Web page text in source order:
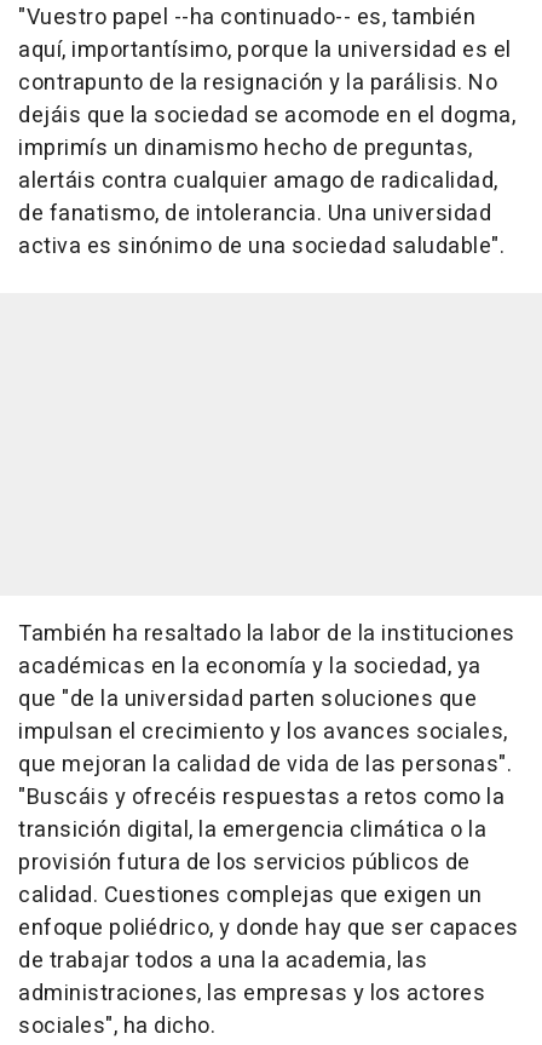
"Vuestro papel --ha continuado-- es, también
aquí, importantísimo, porque la universidad es el
contrapunto de la resignación y la parálisis. No
dejáis que la sociedad se acomode en el dogma,
imprimís un dinamismo hecho de preguntas,
alertáis contra cualquier amago de radicalidad,
de fanatismo, de intolerancia. Una universidad
activa es sinónimo de una sociedad saludable".
También ha resaltado la labor de la instituciones
académicas en la economía y la sociedad, ya
que "de la universidad parten soluciones que
impulsan el crecimiento y los avances sociales,
que mejoran la calidad de vida de las personas".
"Buscáis y ofrecéis respuestas a retos como la
transición digital, la emergencia climática o la
provisión futura de los servicios públicos de
calidad. Cuestiones complejas que exigen un
enfoque poliédrico, y donde hay que ser capaces
de trabajar todos a una la academia, las
administraciones, las empresas y los actores
sociales", ha dicho.